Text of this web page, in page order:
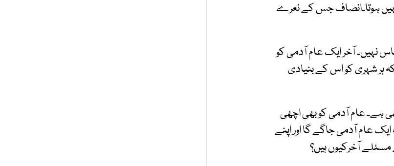
ہوتا۔انصاف جس کے نعرے
نہیں۔ آخر ایک عام آدمی کو
شہری کو اس کے بنیادی
ہے۔ عام آدمی کو بھی اچھی
عام آدمی جاگے گا اور اپنے
مسئلے آخرکیوں ہیں؟